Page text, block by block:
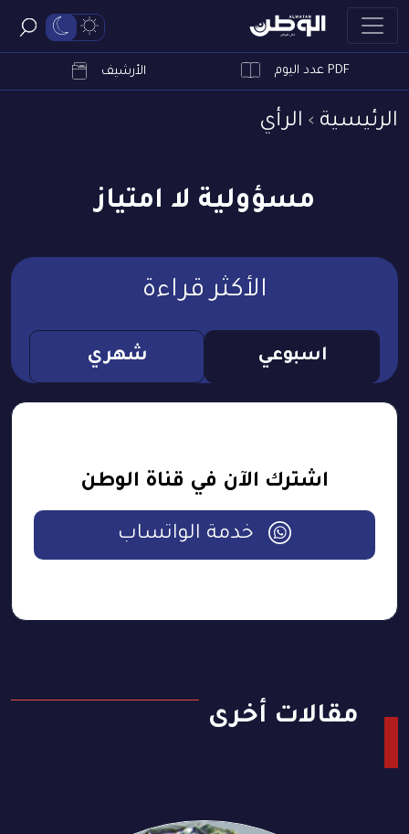
PDF عدد اليوم الأرشيف
الرئيسية الرأي
مسؤولية لا امتياز
الأكثر قراءة
اسبوعي شهري
اشترك الآن في قناة الوطن
خدمة الواتساب
مقالات أخرى